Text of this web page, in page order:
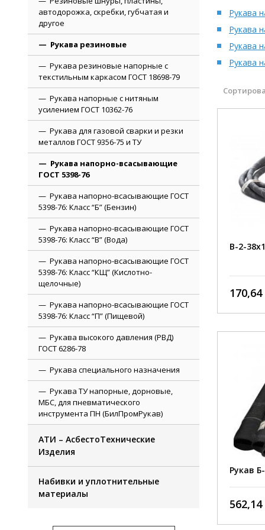
автодорожка, скребки, губчатая и
другое
Рукава резиновые
Рукава резиновые напорные с
текстильным каркасом ГОСТ 18698-79
Рукава напорные с нитяным
усилением ГОСТ 10362-76
Рукава для газовой сварки и резки
металлов ГОСТ 9356-75 и ТУ
Рукава напорно-всасывающие
ГОСТ 5398-76
Рукава напорно-всасывающие ГОСТ
5398-76: Класс “Б” (Бензин)
Рукава напорно-всасывающие ГОСТ
5398-76: Класс “В” (Вода)
Рукава напорно-всасывающие ГОСТ
5398-76: Класс “КЩ” (Кислотно-
щелочные)
Рукава напорно-всасывающие ГОСТ
5398-76: Класс “П” (Пищевой)
Рукава высокого давления (РВД)
ГОСТ 6286-78
Рукава специального назначения
Рукава ТУ напорные, дорновые,
МБС, для пневматического
инструмента ПН (БилПромРукав)
АТИ – АсбестоТехнические
Изделия
Набивки и уплотнительные
материалы
Рукава
Рукава
Рукава
Рукава
В-2-
Рукав
диаметр
Рабочее
Цвет
Длина